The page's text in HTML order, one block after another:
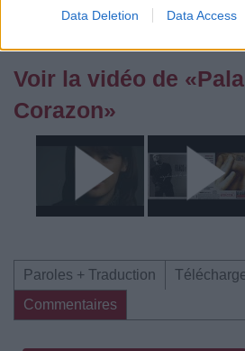
Data Deletion Data Access
Voir la vidéo de
Corazon»
Paroles + Traduction
Commentaires